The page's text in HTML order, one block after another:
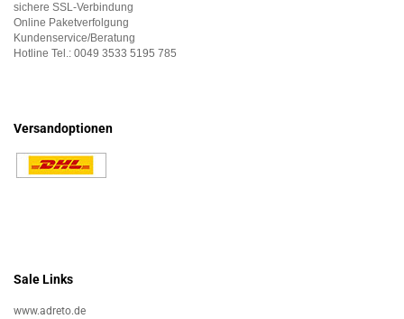
sichere SSL-Verbindung
Online Paketverfolgung
Kundenservice/Beratung
Hotline Tel.: 0049 3533 5195 785
Versandoptionen
Sale Links
www.adreto.de